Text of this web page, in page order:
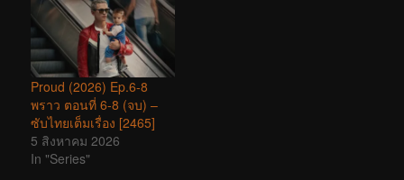
Proud (2026) Ep.6-8
พราว ตอนที่ 6-8 (จบ) –
ซับไทยเต็มเรื่อง [2465]
5 สิงหาคม 2026
In "Series"